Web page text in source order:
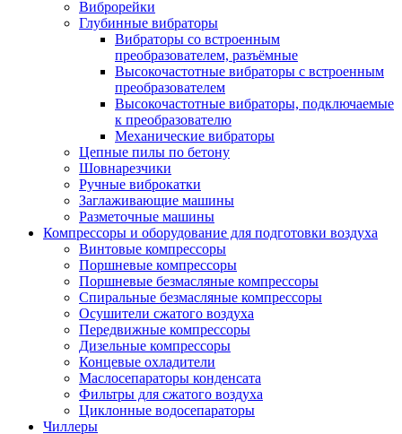
Виброрейки
Глубинные вибраторы
Вибраторы со встроенным
преобразователем, разъёмные
Высокочастотные вибраторы с встроенным
преобразователем
Высокочастотные вибраторы, подключаемые
к преобразователю
Механические вибраторы
Цепные пилы по бетону
Шовнарезчики
Ручные виброкатки
Заглаживающие машины
Разметочные машины
Компрессоры и оборудование для подготовки воздуха
Винтовые компрессоры
Поршневые компрессоры
Поршневые безмасляные компрессоры
Спиральные безмасляные компрессоры
Осушители сжатого воздуха
Передвижные компрессоры
Дизельные компрессоры
Концевые охладители
Маслосепараторы конденсата
Фильтры для сжатого воздуха
Циклонные водосепараторы
Чиллеры